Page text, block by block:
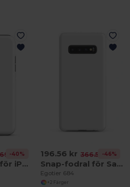
kr
-40%
Tough Case för iPhone®
196.56 kr 366.56 kr
-46%
Snap-fodral för Samsung®
Egotier 684
+2 Färger